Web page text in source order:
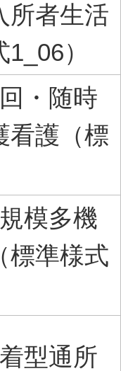
所者生活
）
・随時
看護（標
模多機
標準様式
型通所